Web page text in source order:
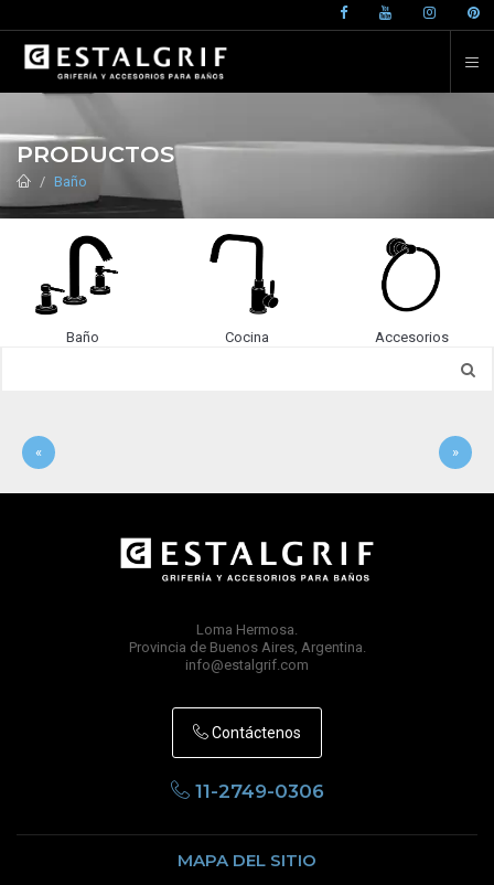
PRODUCTOS
Baño
Baño Cocina Accesorios
« »
Loma Hermosa.
Provincia de Buenos Aires, Argentina.
info@estalgrif.com
Contáctenos
11-2749-0306
MAPA DEL SITIO